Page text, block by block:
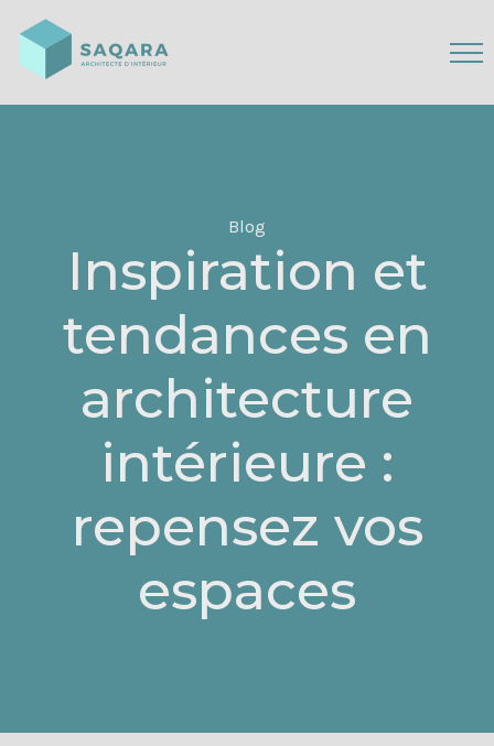
Blog
Inspiration et
tendances en
architecture
intérieure :
repensez vos
espaces